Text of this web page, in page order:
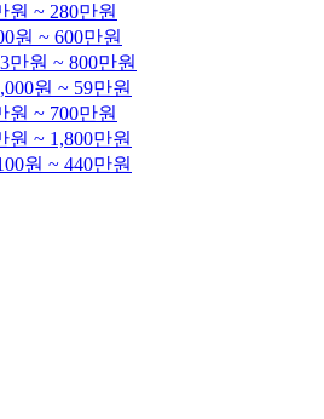
원 ~ 280만원
원 ~ 600만원
3만원 ~ 800만원
원 ~ 59만원
원 ~ 700만원
원 ~ 1,800만원
원 ~ 440만원